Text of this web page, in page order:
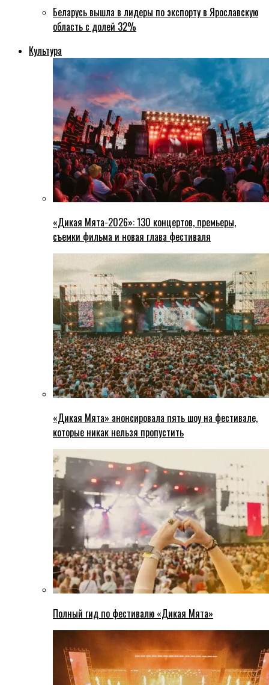
Беларусь вышла в лидеры по экспорту в Ярославскую
область с долей 32%
Культура
«Дикая Мята-2026»: 130 концертов, премьеры,
съемки фильма и новая глава фестиваля
«Дикая Мята» анонсировала пять шоу на фестивале,
которые никак нельзя пропустить
Полный гид по фестивалю «Дикая Мята»